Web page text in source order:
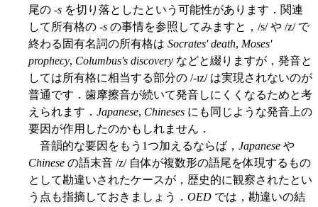
尾の -s を切り落としたという可能性があります．関連
して所有格の -s の事情を参照してみますと，/s/ や /z/ で
終わる固有名詞の所有格は Socrates' death, Moses'
prophecy, Columbus's discovery などと綴りますが，発音と
しては所有格に相当する部分の /-ɪz/ は実現されないのが
普通です．歯摩擦音が続いて発音しにくくなるためと考
えられます． Japanese, Chineses にも同じような発音上の
要因が作用したのかもしれません．
音韻的な要因をもう1つ加えるならば， Japanese や
Chinese の語末音 /z/ 自体が複数形の語尾を体現するもの
として勘違いされたケースが，歴史的に観察されたとい
う点も指摘しておきましょう． OED では，勘違いの結